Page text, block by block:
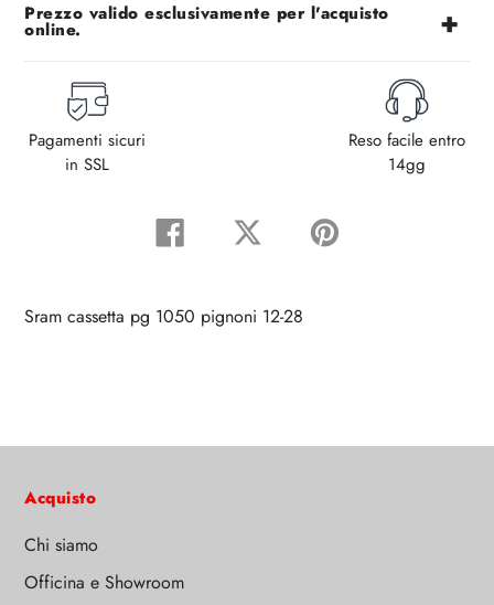
tuo
carrello
Prezzo valido esclusivamente per l'acquisto
online.
Pagamenti sicuri
in SSL
Reso facile entro
14gg
Condividi
su
Tweet
su
Pin
su
Sram cassetta pg 1050 pignoni 12-28
Acquisto
Chi siamo
Officina e Showroom